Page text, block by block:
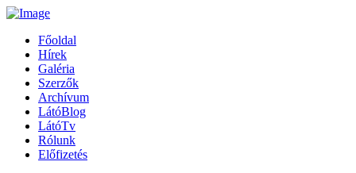
Főoldal
Hírek
Galéria
Szerzők
Archívum
LátóBlog
LátóTv
Rólunk
Előfizetés